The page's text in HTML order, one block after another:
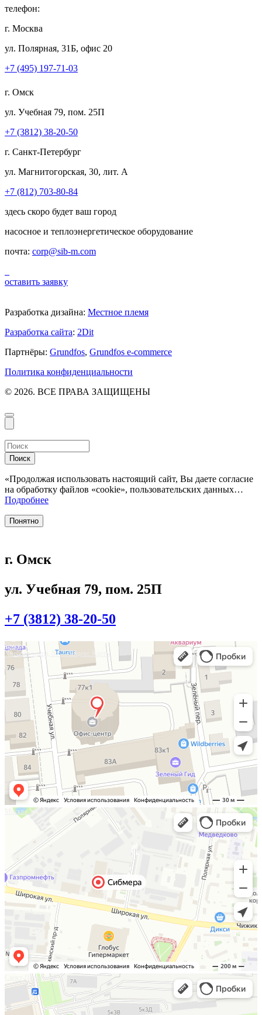
телефон:
г. Москва
ул. Полярная, 31Б, офис 20
+7 (495) 197-71-03
г. Омск
ул. Учебная 79, пом. 25П
+7 (3812) 38-20-50
г. Санкт-Петербург
ул. Магнитогорская, 30, лит. А
+7 (812) 703-80-84
здесь скоро будет ваш город
насосное и теплоэнергетическое оборудование
почта: corp@sib-m.com
оставить заявку
Разработка дизайна: Местное племя
Разработка сайта: 2Dit
Партнёры: Grundfos, Grundfos e-commerce
Политика конфиденциальности
© 2026. ВСЕ ПРАВА ЗАЩИЩЕНЫ
Поиск
«Продолжая использовать настоящий сайт, Вы даете согласие
на обработку файлов «cookie», пользовательских данных…
Подробнее
Понятно
г. Омск
ул. Учебная 79, пом. 25П
+7 (3812) 38-20-50
Омск
Учебная улица, 86 — Яндекс.Карты
Москва
Санкт-Петербург